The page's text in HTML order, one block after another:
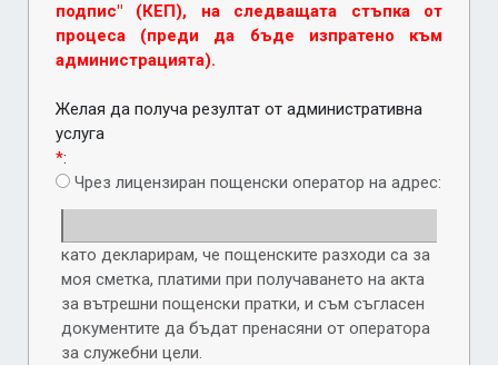
подпис" (КЕП), на следващата стъпка от
процеса (преди да бъде изпратено към
администрацията).
Желая да получа резултат от административна
услуга
*:
Чрез лицензиран пощенски оператор на адрес:
като декларирам, че пощенските разходи са за
моя сметка, платими при получаването на акта
за вътрешни пощенски пратки, и съм съгласен
документите да бъдат пренасяни от оператора
за служебни цели.